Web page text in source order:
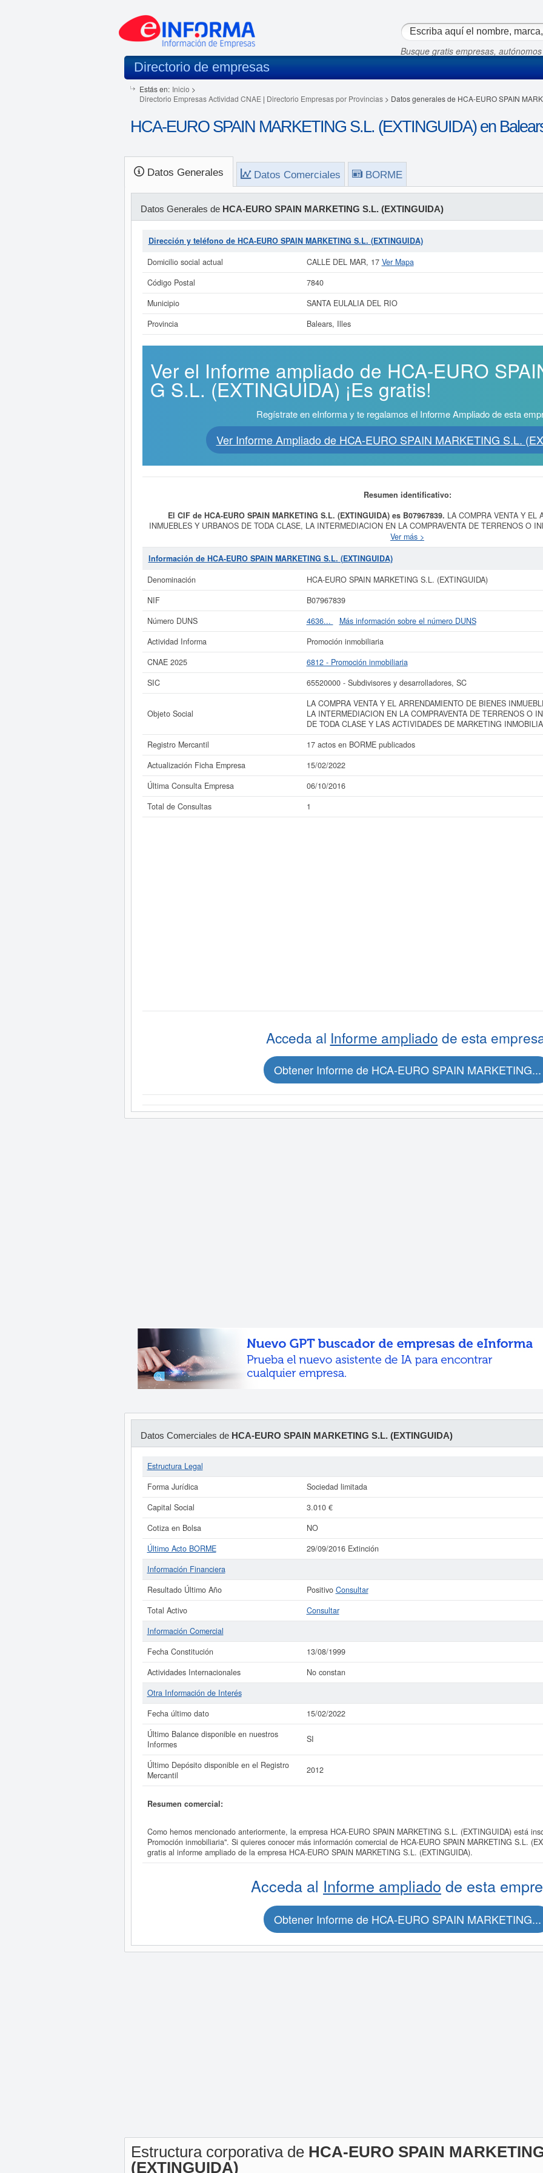
Busque gratis empresas,
Directorio de empresas
Estás en: Inicio >
Directorio Empresas Actividad CNAE | Directorio Empresas por Provincias> Datos generales de HCA-EURO SPAIN
HCA-EURO SPAIN MARKETING S.L. (EXTINGUIDA) en
Datos Generales Datos Comerciales BORME
Datos Generales de HCA-EURO SPAIN MARKETING S.L. (EXTINGUIDA)
Dirección y teléfono de HCA-EURO SPAIN MARKETING S.L. (EXTINGUIDA)
Domicilio social actual
CALLE DEL MAR, 17 Ver Mapa
Código Postal
7840
Municipio
SANTA EULALIA DEL RIO
Provincia
Balears, Illes
Ver el Informe ampliado de HCA-EURO
G S.L. (EXTINGUIDA) ¡Es gratis!
Regístrate en eInforma y te regalamos el Informe Ampliado de esta
Ver Informe Ampliado de HCA-EURO SPAIN MARKETING S.L.
Resumen identificativo:
El CIF de HCA-EURO SPAIN MARKETING S.L. (EXTINGUIDA) es B07967839. LA COMPRA VENTA Y EL
INMUEBLES Y URBANOS DE TODA CLASE, LA INTERMEDIACION EN LA COMPRAVENTA DE TERRENOS O
DE TODA CLASE Y LAS ACTIVIDADES DE MARKETING INMOBILIARIO. es el propósito final de la empresa
(EXTINGUIDA), dada de alta el día 13/08/1999. Su CNAE correspondiente es 6812 - Promoción inmobiliaria.
SIC deHCA-EURO SPAIN MARKETING S.L. (EXTINGUIDA)son 65520000. La consulta más reciente de la
06/10/2016. Acumula un total de 1 consultas. Esta empresa y las similares de su sector pueden pedir algunas
puede hacer la consulta en esta página. El capital social de la empresa se encuentra dentro del rango de
está dada de alta en el Registro Mercantil de Eivissa y tiene 17
Si está interesado en conocer más datos de la empresa HCA-EURO SPAIN MARKETING S.L. (EXTINGUIDA)
Informe ampliado
de HCA-EURO SPAIN MARKETING S.L. (EXTINGUIDA) y consultar los resultados de sus años
cuentas de resultados disponibles.
La última actualización del informe de empresa se ha realizado el 15/02/2022.
Ver más >
Información de HCA-EURO SPAIN MARKETING S.L. (EXTINGUIDA)
Denominación
HCA-EURO SPAIN MARKETING S.L. (EXTINGUIDA)
NIF
B07967839
Número DUNS
4636...
Más información sobre el número DUNS
Actividad Informa
Promoción inmobiliaria
CNAE 2025
6812 - Promoción inmobiliaria
SIC
65520000 - Subdivisores y desarrolladores, SC
Objeto Social
LA COMPRA VENTA Y EL ARRENDAMIENTO DE BIENES
LA INTERMEDIACION EN LA COMPRAVENTA DE TERRENOS O
DE TODA CLASE Y LAS ACTIVIDADES DE MARKETING
Registro Mercantil
17 actos en BORME publicados
Actualización Ficha Empresa
15/02/2022
Última Consulta Empresa
06/10/2016
Total de Consultas
1
Acceda al Informe ampliado de esta
Obtener Informe de HCA-EURO SPAIN MARKETING...
Datos Comerciales de HCA-EURO SPAIN MARKETING S.L. (EXTINGUIDA)
Estructura Legal
Forma Jurídica
Sociedad limitada
Capital Social
3.010 €
Cotiza en Bolsa
NO
Último Acto BORME
29/09/2016 Extinción
Información Financiera
Resultado Último Año
Positivo Consultar
Total Activo
Consultar
Información Comercial
Fecha Constitución
13/08/1999
Actividades Internacionales
No constan
Otra Información de Interés
Fecha último dato
15/02/2022
Último Balance disponible en nuestros
Informes
SI
Último Depósito disponible en el Registro
Mercantil
2012
Resumen comercial:
Como hemos mencionado anteriormente, la empresa HCA-EURO SPAIN MARKETING S.L. (EXTINGUIDA) está
Promoción inmobiliaria". Si quieres conocer más información comercial de HCA-EURO SPAIN MARKETING S.L.
gratis al informe ampliado de la empresa HCA-EURO SPAIN MARKETING S.L. (EXTINGUIDA).
Acceda al Informe ampliado de esta
Obtener Informe de HCA-EURO SPAIN MARKETING...
Estructura corporativa de HCA-EURO SPAIN
(EXTINGUIDA)